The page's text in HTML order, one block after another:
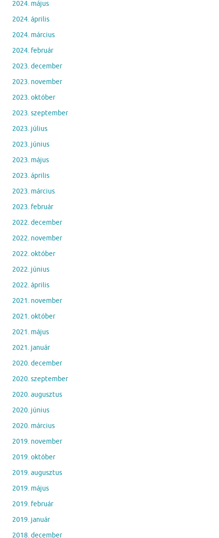
2024. május
2024. április
2024. március
2024. február
2023. december
2023. november
2023. október
2023. szeptember
2023. július
2023. június
2023. május
2023. április
2023. március
2023. február
2022. december
2022. november
2022. október
2022. június
2022. április
2021. november
2021. október
2021. május
2021. január
2020. december
2020. szeptember
2020. augusztus
2020. június
2020. március
2019. november
2019. október
2019. augusztus
2019. május
2019. február
2019. január
2018. december